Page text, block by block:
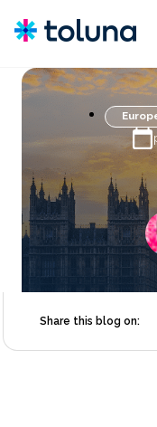
Share this blog on: